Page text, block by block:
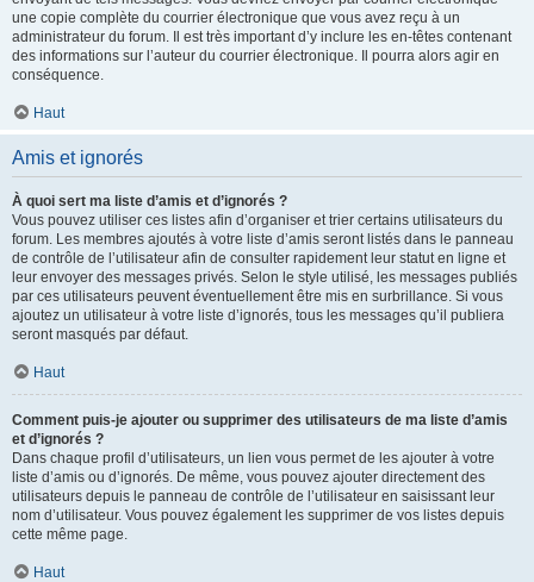
une copie complète du courrier électronique que vous avez reçu à un
administrateur du forum. Il est très important d’y inclure les en-têtes contenant
des informations sur l’auteur du courrier électronique. Il pourra alors agir en
conséquence.
Haut
Amis et ignorés
À quoi sert ma liste d’amis et d’ignorés ?
Vous pouvez utiliser ces listes afin d’organiser et trier certains utilisateurs du
forum. Les membres ajoutés à votre liste d’amis seront listés dans le panneau
de contrôle de l’utilisateur afin de consulter rapidement leur statut en ligne et
leur envoyer des messages privés. Selon le style utilisé, les messages publiés
par ces utilisateurs peuvent éventuellement être mis en surbrillance. Si vous
ajoutez un utilisateur à votre liste d’ignorés, tous les messages qu’il publiera
seront masqués par défaut.
Haut
Comment puis-je ajouter ou supprimer des utilisateurs de ma liste d’amis
et d’ignorés ?
Dans chaque profil d’utilisateurs, un lien vous permet de les ajouter à votre
liste d’amis ou d’ignorés. De même, vous pouvez ajouter directement des
utilisateurs depuis le panneau de contrôle de l’utilisateur en saisissant leur
nom d’utilisateur. Vous pouvez également les supprimer de vos listes depuis
cette même page.
Haut